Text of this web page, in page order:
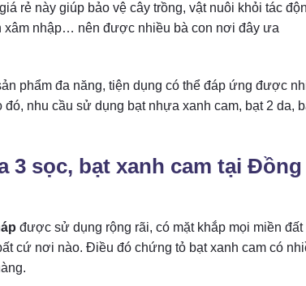
rẻ này giúp bảo vệ cây trồng, vật nuôi khỏi tác
xâm nhập… nên được nhiều bà con nơi đây ưa
phẩm đa năng, tiện dụng có thể đáp ứng được
nhu cầu sử dụng bạt nhựa xanh cam, bạt 2 da,
3 sọc, bạt xanh cam tại Đồng
được sử dụng rộng rãi, có mặt khắp mọi miền đất
cứ nơi nào. Điều đó chứng tỏ bạt xanh cam có